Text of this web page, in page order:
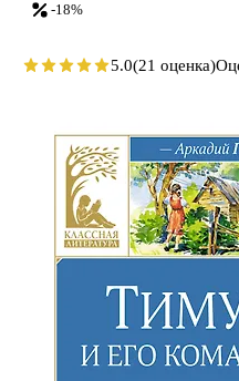
-18%
5.0(21 оценка)